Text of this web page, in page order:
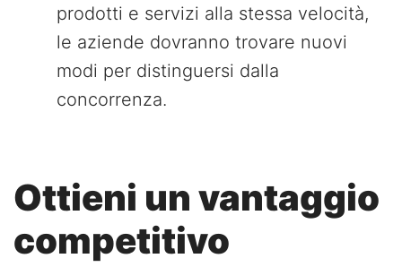
prodotti e servizi alla stessa velocità,
le aziende dovranno trovare nuovi
modi per distinguersi dalla
concorrenza.
Ottieni un vantaggio
competitivo